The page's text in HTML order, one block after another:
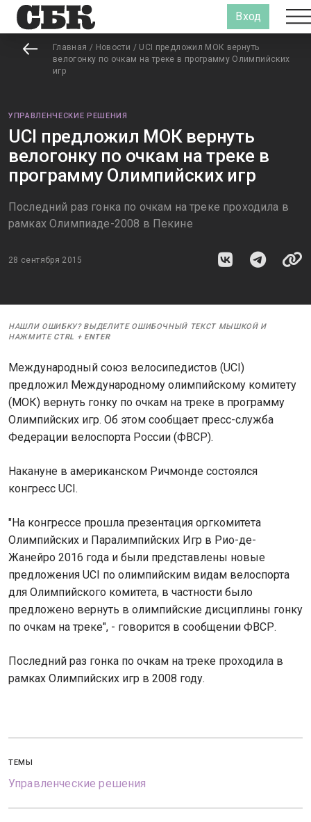
Вход
Главная / Новости / UCI предложил МОК вернуть
велогонку по очкам на треке в программу Олимпийских
игр
УПРАВЛЕНЧЕСКИЕ РЕШЕНИЯ
UCI предложил МОК вернуть
велогонку по очкам на треке в
программу Олимпийских игр
Последний раз гонка по очкам на треке проходила в
рамках Олимпиаде-2008 в Пекине
28 сентября 2015
НАШЛИ ОШИБКУ? ВЫДЕЛИТЕ ОШИБОЧНЫЙ ТЕКСТ МЫШКОЙ И
НАЖМИТЕ CTRL + ENTER
Международный союз велосипедистов (UCI)
предложил Международному олимпийскому комитету
(МОК) вернуть гонку по очкам на треке в программу
Олимпийских игр. Об этом сообщает пресс-служба
Федерации велоспорта России (ФВСР).
Накануне в американском Ричмонде состоялся
конгресс UCI.
"На конгрессе прошла презентация оргкомитета
Олимпийских и Паралимпийских Игр в Рио-де-
Жанейро 2016 года и были представлены новые
предложения UCI по олимпийским видам велоспорта
для Олимпийского комитета, в частности было
предложено вернуть в олимпийские дисциплины гонку
по очкам на треке", - говорится в сообщении ФВСР.
Последний раз гонка по очкам на треке проходила в
рамках Олимпийских игр в 2008 году.
ТЕМЫ
Управленческие решения